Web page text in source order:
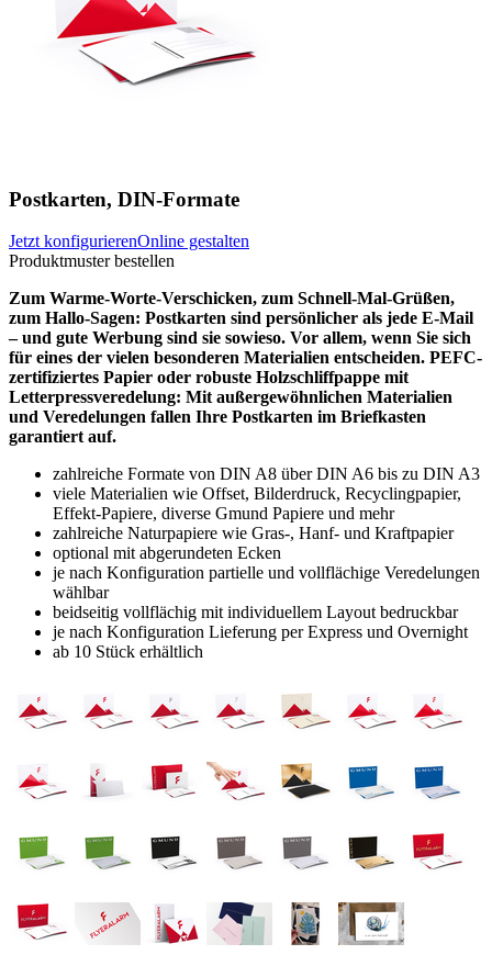
Postkarten, DIN-Formate
Jetzt konfigurierenOnline gestalten
Produktmuster bestellen
Zum Warme-Worte-Verschicken, zum Schnell-Mal-Grüßen,
zum Hallo-Sagen: Postkarten sind persönlicher als jede E-Mail
– und gute Werbung sind sie sowieso. Vor allem, wenn Sie sich
für eines der vielen besonderen Materialien entscheiden. PEFC-
zertifiziertes Papier oder robuste Holzschliffpappe mit
Letterpressveredelung: Mit außergewöhnlichen Materialien
und Veredelungen fallen Ihre Postkarten im Briefkasten
garantiert auf.
zahlreiche Formate von DIN A8 über DIN A6 bis zu DIN A3
viele Materialien wie Offset, Bilderdruck, Recyclingpapier,
Effekt-Papiere, diverse Gmund Papiere und mehr
zahlreiche Naturpapiere wie Gras-, Hanf- und Kraftpapier
optional mit abgerundeten Ecken
je nach Konfiguration partielle und vollflächige Veredelungen
wählbar
beidseitig vollflächig mit individuellem Layout bedruckbar
je nach Konfiguration Lieferung per Express und Overnight
ab 10 Stück erhältlich